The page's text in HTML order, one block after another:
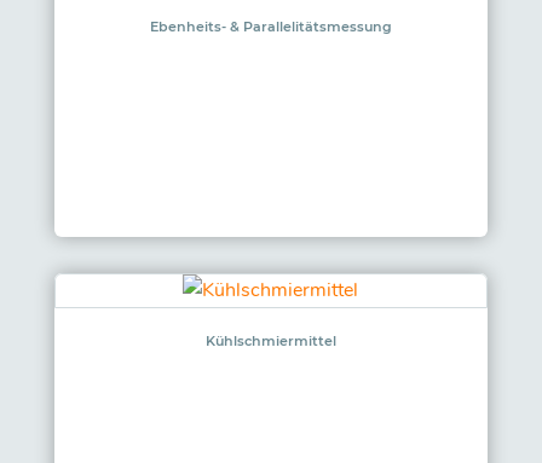
Ebenheits- & Parallelitätsmessung
Kühlschmiermittel